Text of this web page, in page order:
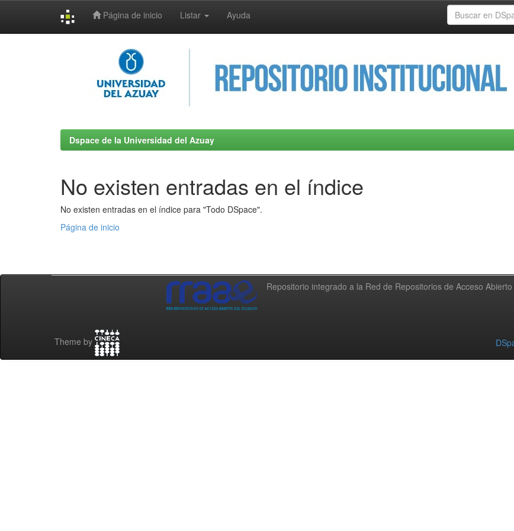
Página de inicio Listar Ayuda
Dspace de la Universidad del Azuay
No existen entradas en el índice
No existen entradas en el índice para "Todo DSpace".
Página de inicio
Repositorio integrado a la Red de Repositorios de Acceso
Theme by